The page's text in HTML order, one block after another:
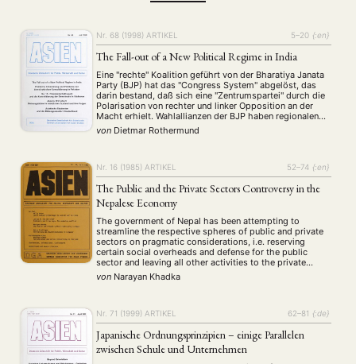
Nr. 68 (1998) ARTIKEL 5–20 {:en}
The Fall-out of a New Political Regime in India
Eine "rechte" Koalition geführt von der Bharatiya Janata
Party (BJP) hat das "Congress System" abgelöst, das
darin bestand, daß sich eine "Zentrumspartei" durch die
Polarisation von rechter und linker Opposition an der
Macht erhielt. Wahlallianzen der BJP haben regionalen
Parteien zu Sitzen verholfen, die früher im Schatten der
nationalen Parteien standen. So verschaffte sich die …
von Dietmar Rothermund
Nr. 16 (1985) ARTIKEL 52–74 {:en}
The Public and the Private Sectors Controversy in the
Nepalese Economy
The government of Nepal has been attempting to
streamline the respective spheres of public and private
sectors on pragmatic considerations, i.e. reserving
certain social overheads and defense for the public
sector and leaving all other activities to the private
sector. But on some specific grounds, the government
established some consumer goods industries in the
von Narayan Khadka
Nr. 71 (1999) ARTIKEL 62–81 {:de}
Japanische Ordnungsprinzipien – einige Parallelen
zwischen Schule und Unternehmen